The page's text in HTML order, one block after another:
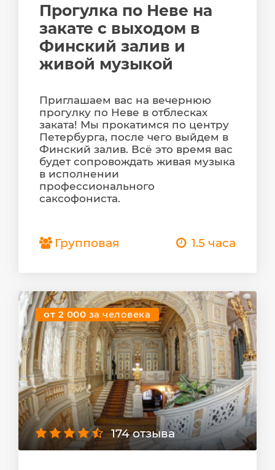
Прогулка по Неве на
закате с выходом в
Финский залив и
живой музыкой
Приглашаем вас на вечернюю
прогулку по Неве в отблесках
заката! Мы прокатимся по центру
Петербурга, после чего выйдем в
Финский залив. Всё это время вас
будет сопровождать живая музыка
в исполнении
профессионального
саксофониста.
Групповая 1.5 часа
от 2 000 за человека
174 отзыва